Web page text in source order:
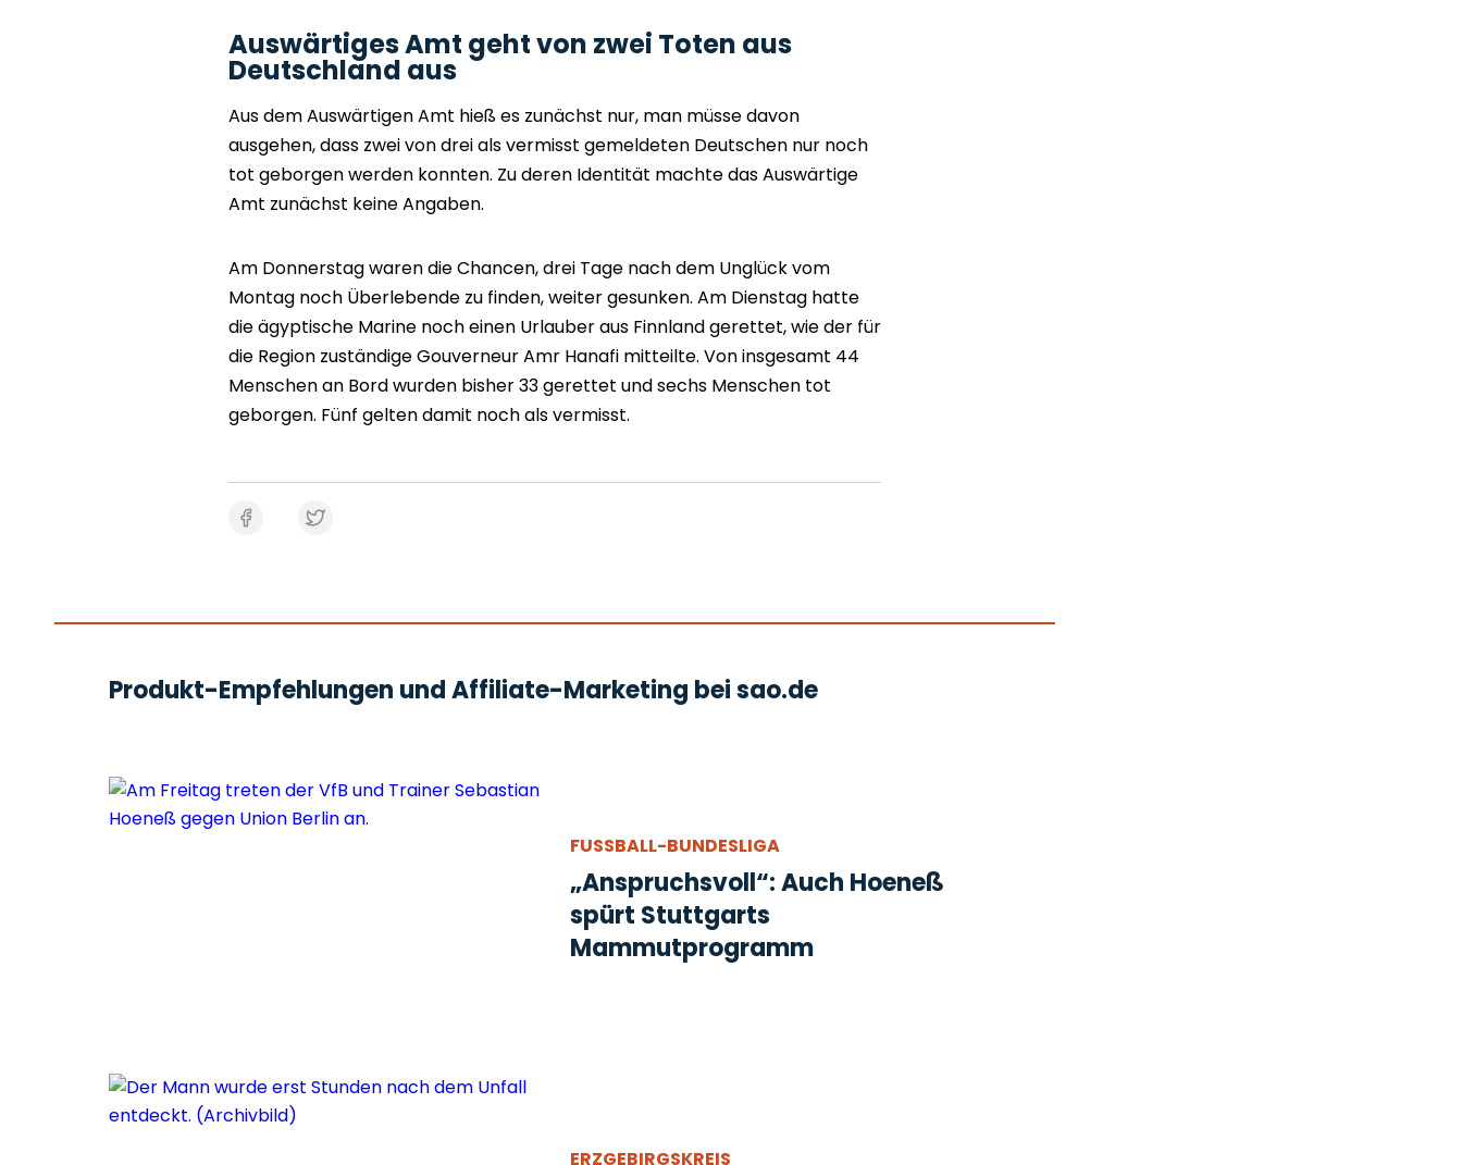
Auswärtiges Amt geht von zwei Toten aus
Deutschland aus
Aus dem Auswärtigen Amt hieß es zunächst nur, man müsse davon
ausgehen, dass zwei von drei als vermisst gemeldeten Deutschen nur noch
tot geborgen werden konnten. Zu deren Identität machte das Auswärtige
Amt zunächst keine Angaben.
Am Donnerstag waren die Chancen, drei Tage nach dem Unglück vom
Montag noch Überlebende zu finden, weiter gesunken. Am Dienstag hatte
die ägyptische Marine noch einen Urlauber aus Finnland gerettet, wie der für
die Region zuständige Gouverneur Amr Hanafi mitteilte. Von insgesamt 44
Menschen an Bord wurden bisher 33 gerettet und sechs Menschen tot
geborgen. Fünf gelten damit noch als vermisst.
Produkt-Empfehlungen und Affiliate-Marketing bei sao.de
FUSSBALL-BUNDESLIGA
„Anspruchsvoll“: Auch Hoeneß
spürt Stuttgarts
Mammutprogramm
ERZGEBIRGSKREIS